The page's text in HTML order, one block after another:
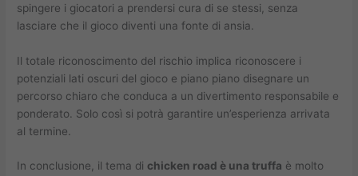
spingere i giocatori a prendersi cura di se stessi, senza
lasciare che il gioco diventi una fonte di ansia.
Il totale riconoscimento del rischio implica riconoscere i
potenziali lati oscuri del gioco e piano piano disegnare un
percorso chiaro che conduca a un divertimento responsabile e
ponderato. Solo così si potrà garantire un’esperienza arrivata
al termine.
In conclusione, il tema di chicken road è una truffa è molto